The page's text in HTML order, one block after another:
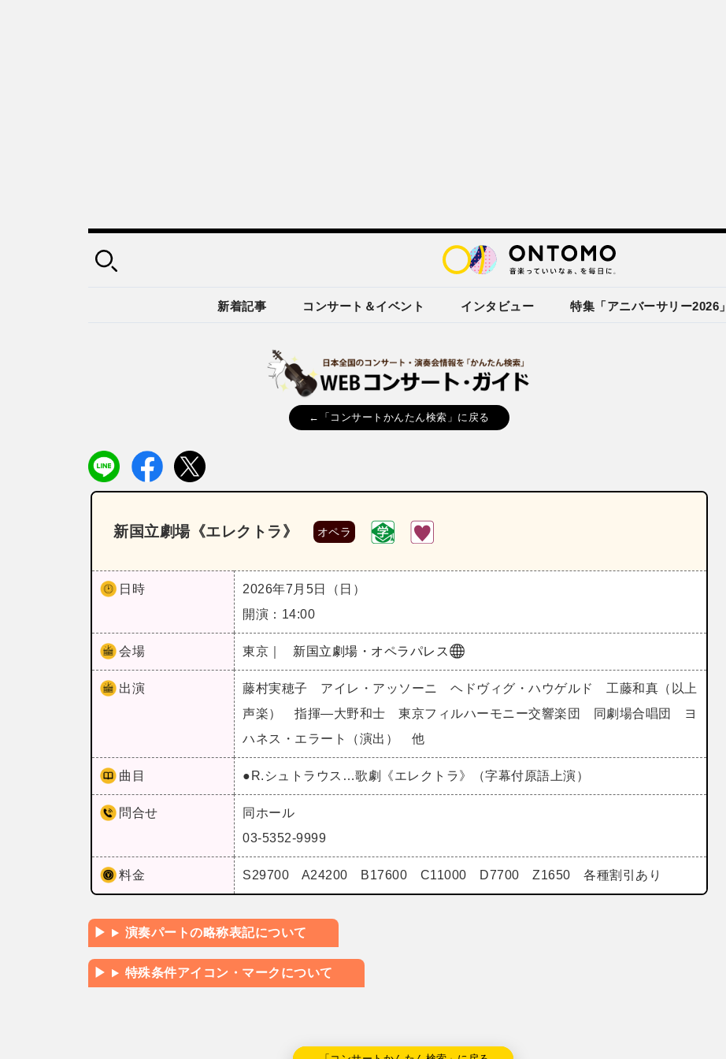
新着記事 コンサート＆イベント インタビュー 特集「アニバーサリー2026」
←「コンサートかんたん検索」に戻る
新国立劇場《エレクトラ》 オペラ
日時
2026年7月5日（日）
開演：14:00
会場 東京｜ 新国立劇場・オペラパレス
出演
藤村実穂子 アイレ・アッソーニ ヘドヴィグ・ハウゲルド 工藤和真（以上
声楽） 指揮―大野和士 東京フィルハーモニー交響楽団 同劇場合唱団 ヨ
ハネス・エラート（演出） 他
曲目 ●R.シュトラウス…歌劇《エレクトラ》（字幕付原語上演）
問合せ
同ホール
03-5352-9999
料金 S29700 A24200 B17600 C11000 D7700 Z1650 各種割引あり
演奏パートの略称表記について
特殊条件アイコン・マークについて